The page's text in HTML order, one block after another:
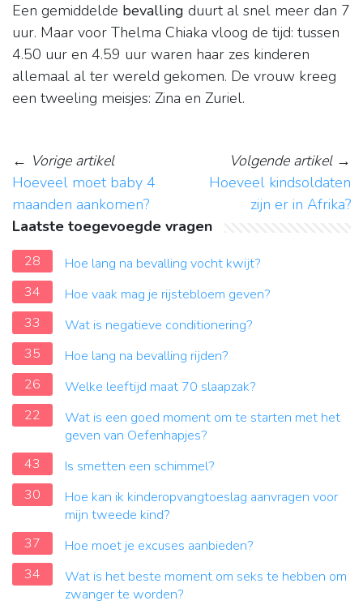
Een gemiddelde bevalling duurt al snel meer dan 7
uur. Maar voor Thelma Chiaka vloog de tijd: tussen
4.50 uur en 4.59 uur waren haar zes kinderen
allemaal al ter wereld gekomen. De vrouw kreeg
een tweeling meisjes: Zina en Zuriel.
← Vorige artikel
Hoeveel moet baby 4
maanden aankomen?
Volgende artikel→
Hoeveel kindsoldaten
zijn er in Afrika?
Laatste toegevoegde vragen
28
Hoe lang na bevalling vocht kwijt?
34
Hoe vaak mag je rijstebloem geven?
33
Wat is negatieve conditionering?
35
Hoe lang na bevalling rijden?
26
Welke leeftijd maat 70 slaapzak?
22
Wat is een goed moment om te starten met het
geven van Oefenhapjes?
43
Is smetten een schimmel?
30
Hoe kan ik kinderopvangtoeslag aanvragen voor
mijn tweede kind?
37
Hoe moet je excuses aanbieden?
34
Wat is het beste moment om seks te hebben om
zwanger te worden?